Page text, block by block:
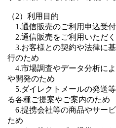
（2）利用目的
1.通信販売のご利用申込受
2.通信販売をご利用いただ
3.お客様との契約や法律に
行のため
4.市場調査やデータ分析に
や開発のため
5.ダイレクトメールの発送
る各種ご提案やご案内のため
6.提携会社等の商品やサー
ため